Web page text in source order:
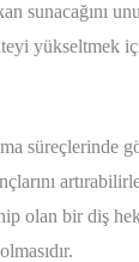
sunacağını
yükseltmek
olan bir diş